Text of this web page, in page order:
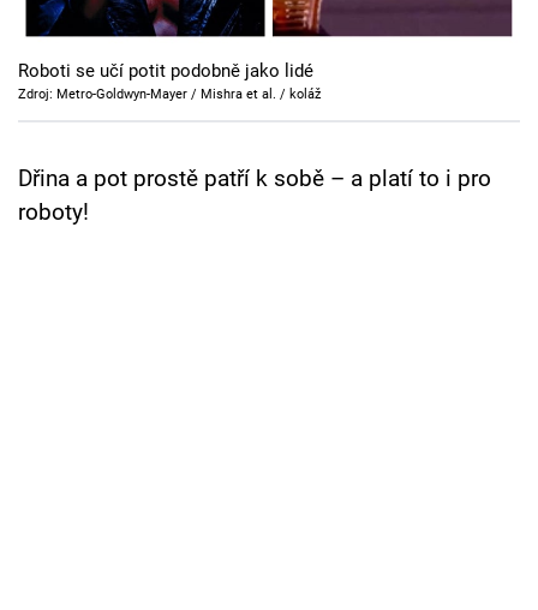
Cool Esport
Pořady
Sledujte prima+
Roboti se učí potit podobně jako lidé
Zdroj: Metro-Goldwyn-Mayer / Mishra et al. / koláž
Dřina a pot prostě patří k sobě – a platí to i pro
roboty!